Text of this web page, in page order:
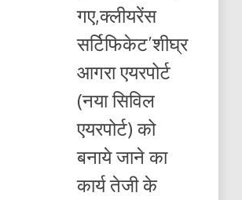
गए,क्लीयरेंस
सर्टिफिकेट’शीघ्र
आगरा एयरपोर्ट
(नया सिविल
एयरपोर्ट) को
बनाये जाने का
कार्य तेजी के